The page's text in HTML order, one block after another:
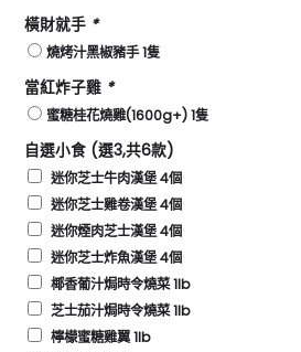
橫財就手 *
燒烤汁黑椒豬手 1隻
當紅炸子雞 *
蜜糖桂花燒雞(1600g+) 1隻
自選小食 (選3,共6款)
迷你芝士牛肉漢堡 4個
迷你芝士雞卷漢堡 4個
迷你煙肉芝士漢堡 4個
迷你芝士炸魚漢堡 4個
椰香葡汁焗時令燒菜 1lb
芝士茄汁焗時令燒菜 1lb
檸檬蜜糖雞翼 1lb